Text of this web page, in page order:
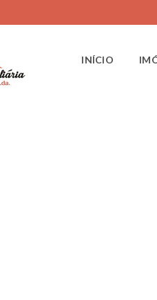
INÍCIO